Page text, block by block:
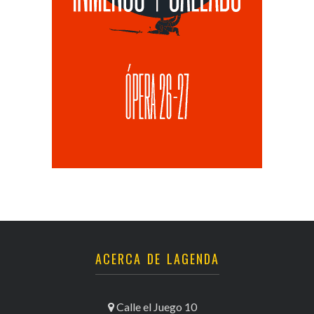
ACERCA DE LAGENDA
Calle el Juego 10